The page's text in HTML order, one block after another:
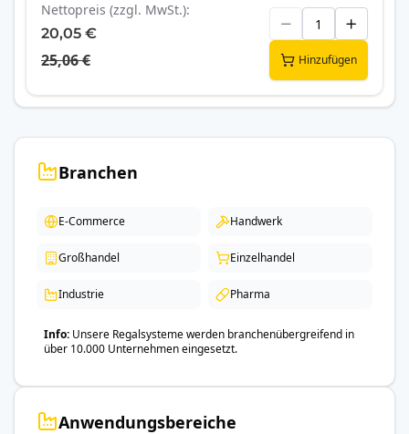
Nettopreis (zzgl. MwSt.)
20,05 €
25,06 € Hinzufügen
Branchen
E-Commerce Handwerk
Großhandel Einzelhandel
Industrie Pharma
Info Unsere Regalsysteme werden branchenübergreifend in
über 10.000 Unternehmen eingesetzt.
Anwendungsbereiche